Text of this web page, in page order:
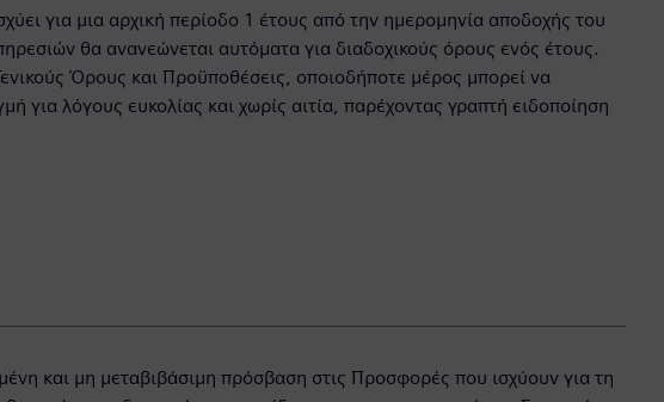
για μια αρχική περίοδο 1 έτους από την ημερομηνία αποδοχής του
θα ανανεώνεται αυτόματα για διαδοχικούς όρους ενός έτους.
Όρους και Προϋποθέσεις, οποιοδήποτε μέρος μπορεί να
για λόγους ευκολίας και χωρίς αιτία, παρέχοντας γραπτή ειδοποίηση
και μη μεταβιβάσιμη πρόσβαση στις Προσφορές που ισχύουν για τη